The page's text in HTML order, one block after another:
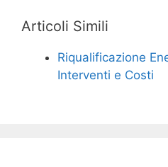
Articoli Simili
Riqualificazione
Interventi e Costi